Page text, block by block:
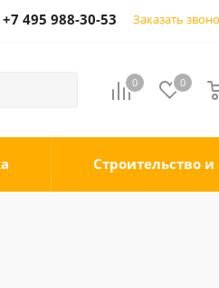
+7 495 988-30-53 Заказать
0 0
Строительство